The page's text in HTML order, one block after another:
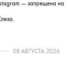
— запрещена на
.
08 АВГУСТА 2026